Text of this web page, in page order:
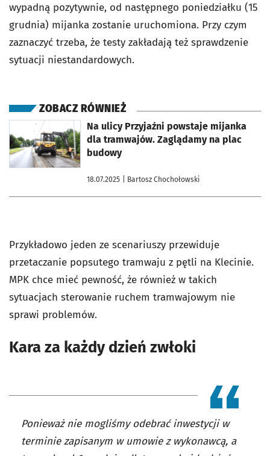
wypadną pozytywnie, od następnego poniedziałku (15
grudnia) mijanka zostanie uruchomiona. Przy czym
zaznaczyć trzeba, że testy zakładają też sprawdzenie
sytuacji niestandardowych.
ZOBACZ RÓWNIEŻ
Na ulicy Przyjaźni powstaje mijanka
dla tramwajów. Zaglądamy na plac
budowy
18.07.2025 | Bartosz Chochołowski
otworzy się w nowej karcie
Przykładowo jeden ze scenariuszy przewiduje
przetaczanie popsutego tramwaju z pętli na Klecinie.
MPK chce mieć pewność, że również w takich
sytuacjach sterowanie ruchem tramwajowym nie
sprawi problemów.
Kara za każdy dzień zwłoki
Ponieważ nie mogliśmy odebrać inwestycji w
terminie zapisanym w umowie z wykonawcą, a